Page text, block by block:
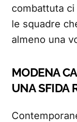
combattuta
le squadre
almeno una
MODENA
UNA SFIDA